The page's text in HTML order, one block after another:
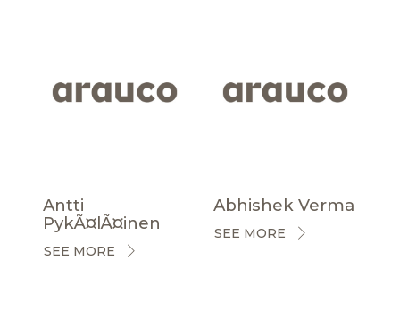
Antti
PykÃ¤lÃ¤inen
SEE MORE
Abhishek Verma
SEE MORE